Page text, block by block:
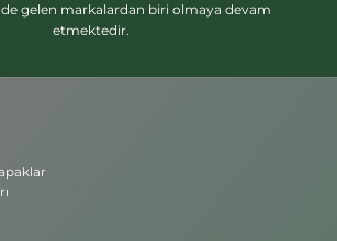
gelen markalardan biri olmaya devam
etmektedir.